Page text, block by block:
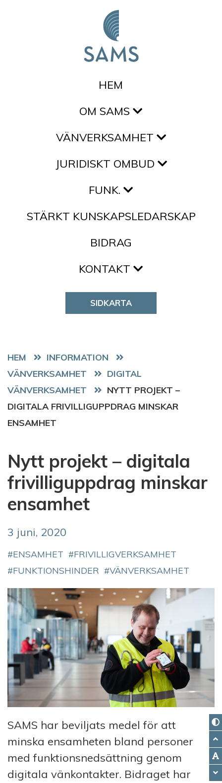
HEM
OM SAMS
VÄNVERKSAMHET
JURIDISKT OMBUD
FUNK.
STÄRKT KUNSKAPSLEDARSKAP
BIDRAG
KONTAKT
SIDKARTA
HEM
VÄNVERKSAMHET
DIGITAL
VÄNVERKSAMHET
NYTT PROJEKT –
DIGITALA FRIVILLIGUPPDRAG MINSKAR
ENSAMHET
Nytt projekt – digitala
frivilliguppdrag minskar
ensamhet
3 juni, 2020
ENSAMHET
FRIVILLIGVERKSAMHET
FUNKTIONSHINDER
VÄNVERKSAMHET
SAMS har beviljats medel för att
minska ensamheten bland personer
med funktionsnedsättning genom
digitala vänkontakter. Bidraget har